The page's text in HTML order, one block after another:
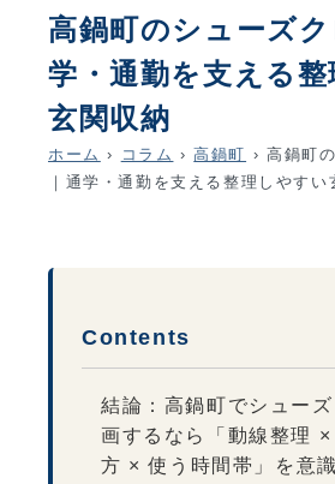
高鍋町のシューズ
学・通勤を支える
玄関収納
ホーム › コラム › 高鍋町 › 高鍋町
｜通学・通勤を支える整理しやすい
Contents
結論：高鍋町でシュー
画するなら「動線整理
方 × 使う時間帯」を意